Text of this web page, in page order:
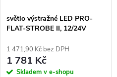
světlo výstražné LED PRO-
FLAT-STROBE II, 12/24V
1 471,90 Kč bez DPH
1 781 Kč
Skladem v e-shopu